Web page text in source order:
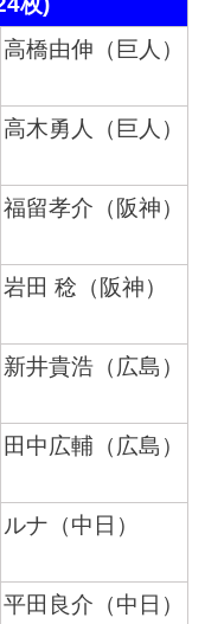
高橋由伸（巨人）
高木勇人（巨人）
福留孝介（阪神）
岩田 稔（阪神）
新井貴浩（広島）
田中広輔（広島）
ルナ（中日）
平田良介（中日）